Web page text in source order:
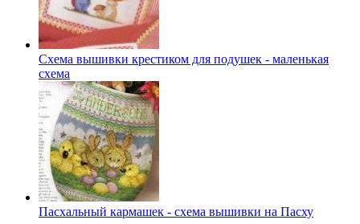
Схема вышивки крестиком для подушек - маленькая
схема
Пасхальный кармашек - схема вышивки на Пасху